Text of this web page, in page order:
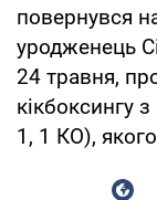
повернувся
уродженець
24 травня,
кікбоксингу
1, 1 КО),